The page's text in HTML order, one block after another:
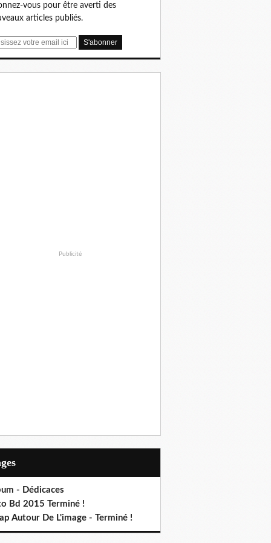
vous pour être averti des
articles publiés.
Publicité
- Dédicaces
Bd 2015 Terminé !
Autour De L'image - Terminé !